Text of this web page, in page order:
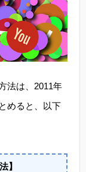
法は、2011年
めると、以下
】